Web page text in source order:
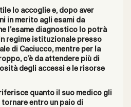
lo accoglie e, dopo aver
in merito agli esami da
l’esame diagnostico lo potrà
regime istituzionale presso
di Caciucco, mentre per la
c’è da attendere più di
degli accessi e le risorse
quanto il suo medico gli
entro un paio di